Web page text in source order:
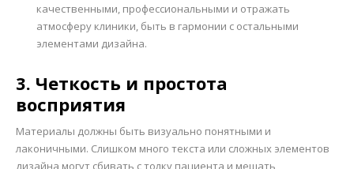
качественными, профессиональными и отражать
атмосферу клиники, быть в гармонии с остальными
элементами дизайна.
3. Четкость и простота
восприятия
Материалы должны быть визуально понятными и
лаконичными. Слишком много текста или сложных элементов
дизайна могут сбивать с толку пациента и мешать